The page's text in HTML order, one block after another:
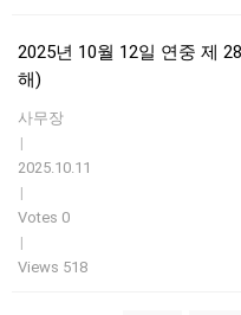
2025년 10월 12일 연중 제
해)
사무장
|
2025.10.11
|
Votes 0
|
Views 518